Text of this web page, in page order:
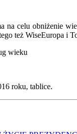
na celu obniżenie
też WiseEuropa
wieku
roku, tablice.